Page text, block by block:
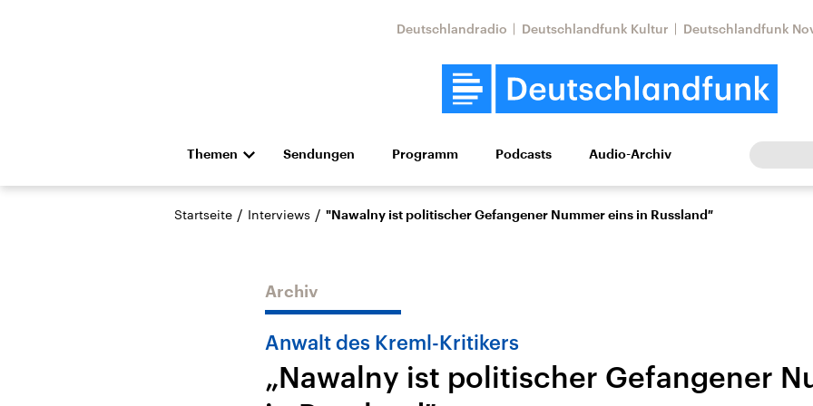
Deutschlandradio Deutschlandfunk Kultur Deutschlandfunk
Themen
Die Nachrichten Politik Wirtschaft Wissen Kultur Europa
Hörspiel und Feature Musik
Aktuelle Beiträge,
Nahostkonflikt
Aktuelle Lage und
Iran
Faktenchecks
In unseren
Sendungen Programm Podcasts Audio-Archiv
Startseite / Interviews / "Nawalny ist politischer Gefangener Nummer eins in Russland″
Archiv
Anwalt des Kreml-Kritikers
„Nawalny ist politischer Gefangener